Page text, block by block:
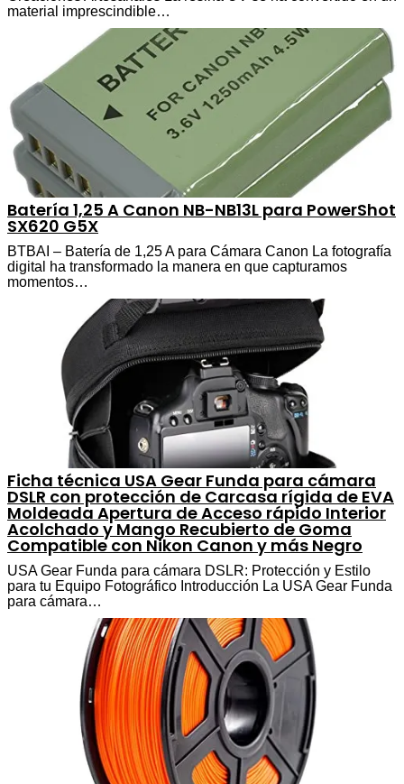
material imprescindible…
Batería 1,25 A Canon NB-NB13L para PowerShot
SX620 G5X
BTBAI – Batería de 1,25 A para Cámara Canon La fotografía
digital ha transformado la manera en que capturamos
momentos…
Ficha técnica USA Gear Funda para cámara
DSLR con protección de Carcasa rígida de EVA
Moldeada Apertura de Acceso rápido Interior
Acolchado y Mango Recubierto de Goma
Compatible con Nikon Canon y más Negro
USA Gear Funda para cámara DSLR: Protección y Estilo
para tu Equipo Fotográfico Introducción La USA Gear Funda
para cámara…